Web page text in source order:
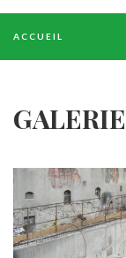
ACCUEIL
GALERIE